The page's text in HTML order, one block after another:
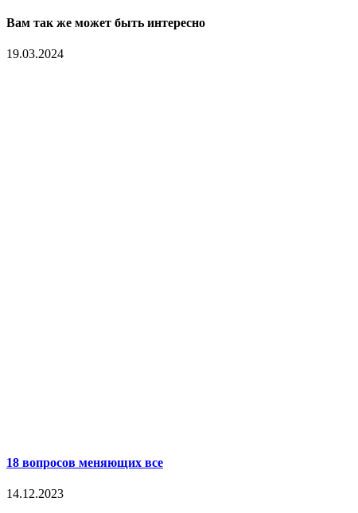
Вам так же может быть интересно
19.03.2024
18 вопросов меняющих все
14.12.2023